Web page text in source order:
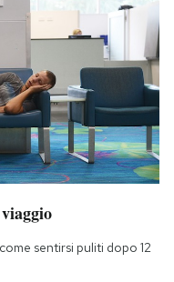
sentirsi puliti dopo 12